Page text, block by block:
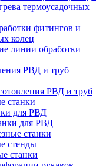
термоусадочных
фитингов и
колец
линии обработки
РВД и труб
РВД и труб
станки
для РВД
для РВД
станки
стенды
станки